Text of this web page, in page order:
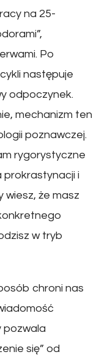
na 25-
Po
następuje
odpoczynek.
mechanizm ten
poznawczej.
rygorystyczne
i
wiesz, że masz
w tryb
chroni nas
pozwala
się” od